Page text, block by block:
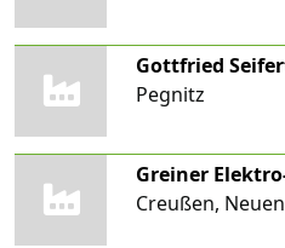
Gottfried
Pegnitz
Greiner
Creußen,